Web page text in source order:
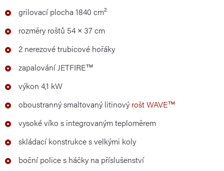
grilovací plocha 1840 cm²
rozměry roštů 54 × 37 cm
2 nerezové trubicové hořáky
zapalování JETFIRE™
výkon 4,1 kW
oboustranný smaltovaný litinový rošt WAVE™
vysoké víko s integrovaným teploměrem
skládací konstrukce s velkými koly
boční police s háčky na příslušenství